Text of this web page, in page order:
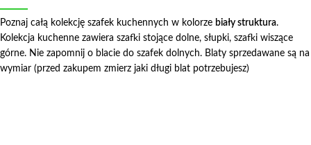
Poznaj całą kolekcję szafek kuchennych w kolorze biały struktura.
Kolekcja kuchenne zawiera szafki stojące dolne, słupki, szafki wiszące
górne. Nie zapomnij o blacie do szafek dolnych. Blaty sprzedawane są na
wymiar (przed zakupem zmierz jaki długi blat potrzebujesz)